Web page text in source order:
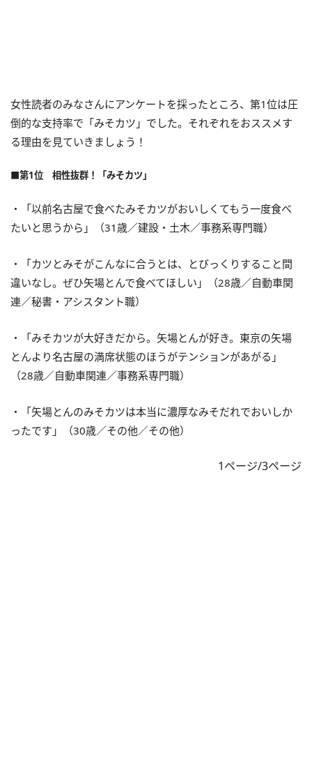
女性読者のみなさんにアンケートを採ったところ、第1位は圧
倒的な支持率で「みそカツ」でした。それぞれをおススメす
る理由を見ていきましょう！
■第1位 相性抜群！「みそカツ」
・「以前名古屋で食べたみそカツがおいしくてもう一度食べ
たいと思うから」（31歳／建設・土木／事務系専門職）
・「カツとみそがこんなに合うとは、とびっくりすること間
違いなし。ぜひ矢場とんで食べてほしい」（28歳／自動車関
連／秘書・アシスタント職）
・「みそカツが大好きだから。矢場とんが好き。東京の矢場
とんより名古屋の満席状態のほうがテンションがあがる」
（28歳／自動車関連／事務系専門職）
・「矢場とんのみそカツは本当に濃厚なみそだれでおいしか
ったです」（30歳／その他／その他）
1ページ/3ページ